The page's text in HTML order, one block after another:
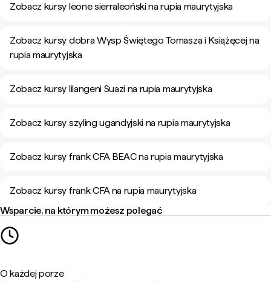
Zobacz kursy leone sierraleoński na rupia maurytyjska
Zobacz kursy dobra Wysp Świętego Tomasza i Książęcej na
rupia maurytyjska
Zobacz kursy lilangeni Suazi na rupia maurytyjska
Zobacz kursy szyling ugandyjski na rupia maurytyjska
Zobacz kursy frank CFA BEAC na rupia maurytyjska
Zobacz kursy frank CFA na rupia maurytyjska
Wsparcie, na którym możesz polegać
O każdej porze